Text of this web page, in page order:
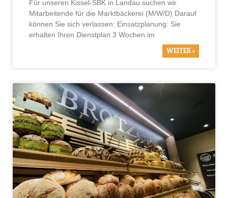
Für unseren Kissel-SBK in Landau suchen wir
Mitarbeitende für die Marktbäckerei (M/W/D) Darauf
können Sie sich verlassen: Einsatzplanung: Sie
erhalten Ihren Dienstplan 3 Wochen im
WEITER »